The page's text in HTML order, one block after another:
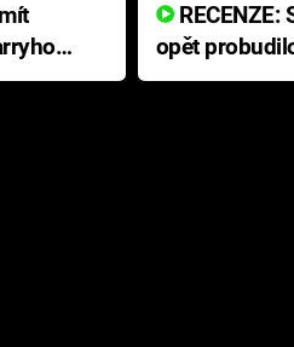
RECENZE: Smrtelné zlo se
opět
přichází s